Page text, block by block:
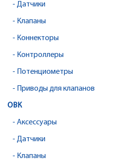
- Датчики
- Клапаны
- Коннекторы
- Контроллеры
- Потенциометры
- Приводы для клапанов
ОВК
- Аксессуары
- Датчики
- Клапаны